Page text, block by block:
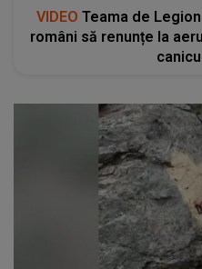
VIDEO Teama de
români să renunțe la